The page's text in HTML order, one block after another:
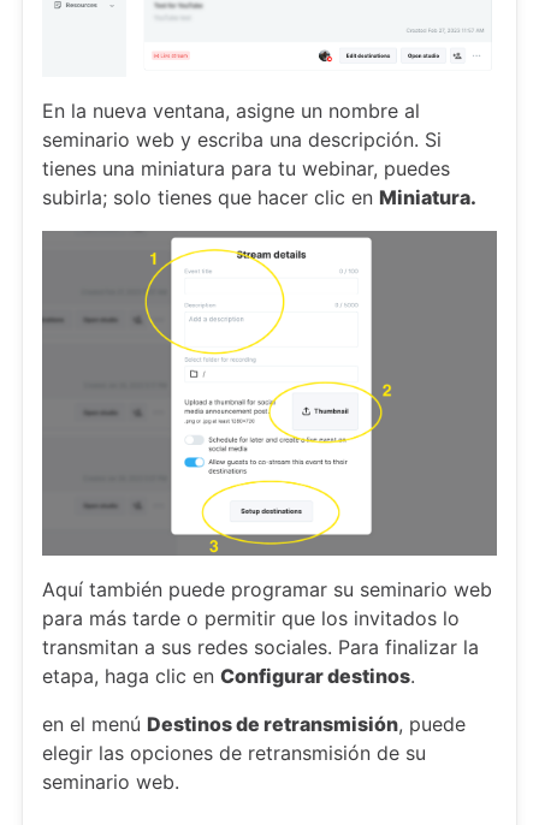
En la nueva ventana, asigne un nombre al
seminario web y escriba una descripción. Si
tienes una miniatura para tu webinar, puedes
subirla; solo tienes que hacer clic en Miniatura.
Aquí también puede programar su seminario web
para más tarde o permitir que los invitados lo
transmitan a sus redes sociales. Para finalizar la
etapa, haga clic en Configurar destinos.
en el menú Destinos de retransmisión, puede
elegir las opciones de retransmisión de su
seminario web.